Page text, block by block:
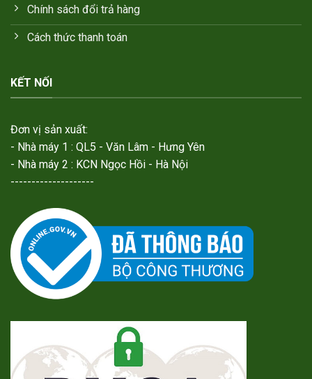
Chính sách đổi trả hàng
Cách thức thanh toán
KẾT NỐI
Đơn vị sản xuất:
- Nhà máy 1 : QL5 - Văn Lâm - Hưng Yên
- Nhà máy 2 : KCN Ngọc Hồi - Hà Nội
--------------------